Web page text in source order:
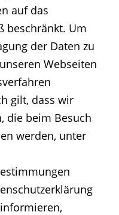
auf das
beschränkt. Um
der Daten zu
Webseiten
gilt, dass wir
die beim Besuch
werden, unter